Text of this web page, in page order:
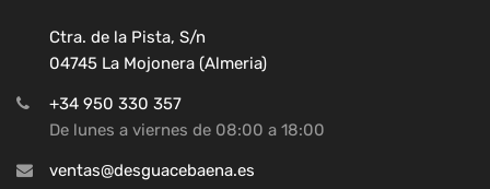
Ctra. de la Pista, S/n
04745 La Mojonera (Almeria)
+34 950 330 357
De lunes a viernes de 08:00 a 18:00
ventas@desguacebaena.es